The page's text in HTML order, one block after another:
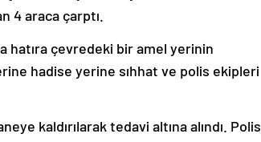
4 araca çarptı.
hatıra çevredeki bir amel yerinin
hadise yerine sıhhat ve polis ekipleri
kaldırılarak tedavi altına alındı. Polis